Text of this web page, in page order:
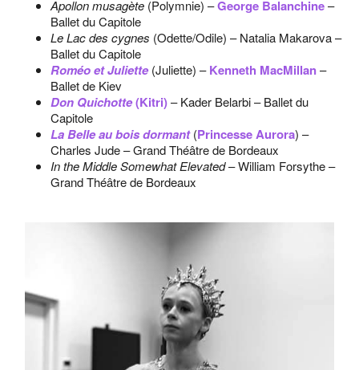
Apollon musagète (Polymnie) –George Balanchine–
Ballet du Capitole
Le Lac des cygnes (Odette/Odile) – Natalia Makarova –
Ballet du Capitole
Roméo et Juliette(Juliette) –Kenneth MacMillan–
Ballet de Kiev
Don Quichotte(Kitri)– Kader Belarbi – Ballet du
Capitole
La Belle au bois dormant(Princesse Aurora) –
Charles Jude – Grand Théâtre de Bordeaux
In the Middle Somewhat Elevated– William Forsythe –
Grand Théâtre de Bordeaux